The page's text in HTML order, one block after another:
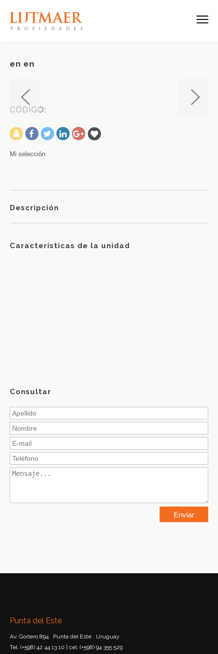
en en
CÓDIGO:
-
Mi selección
Descripción
Características de la unidad
Consultar
Punta del Este
Av. Gorlero 894 . Punta del Este . Uruguay
Tel. (+598) 42 44 13 10 | cel. (+598) 94 355 529